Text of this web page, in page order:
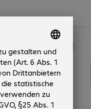
Point Bndl
s